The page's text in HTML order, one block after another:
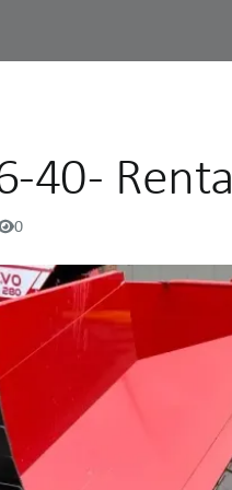
40 -
0